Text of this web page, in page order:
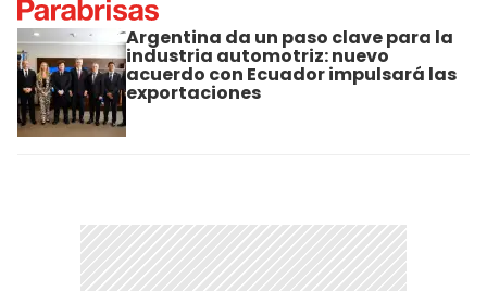
Argentina da un paso clave para la
industria automotriz: nuevo
acuerdo con Ecuador impulsará las
exportaciones